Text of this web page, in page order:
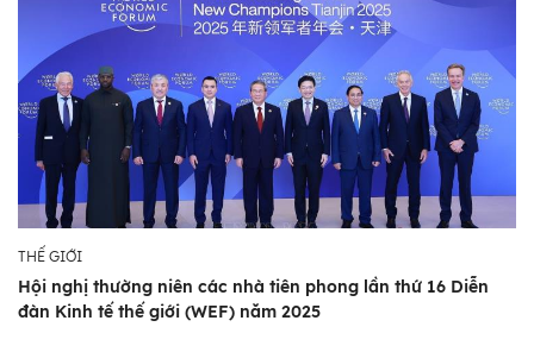
THẾ GIỚI
Hội nghị thường niên các nhà tiên phong lần thứ 16 Diễn
đàn Kinh tế thế giới (WEF) năm 2025